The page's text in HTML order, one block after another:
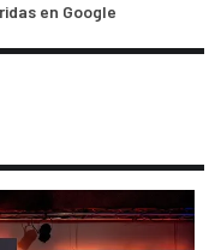
en Google